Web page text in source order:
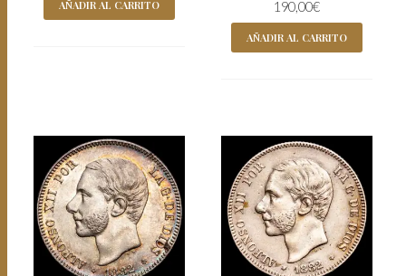
AÑADIR AL CARRITO 190,00€
AÑADIR AL CARRITO